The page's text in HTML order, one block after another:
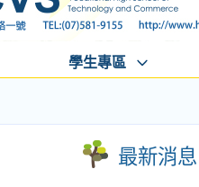
學生專區
最新消息